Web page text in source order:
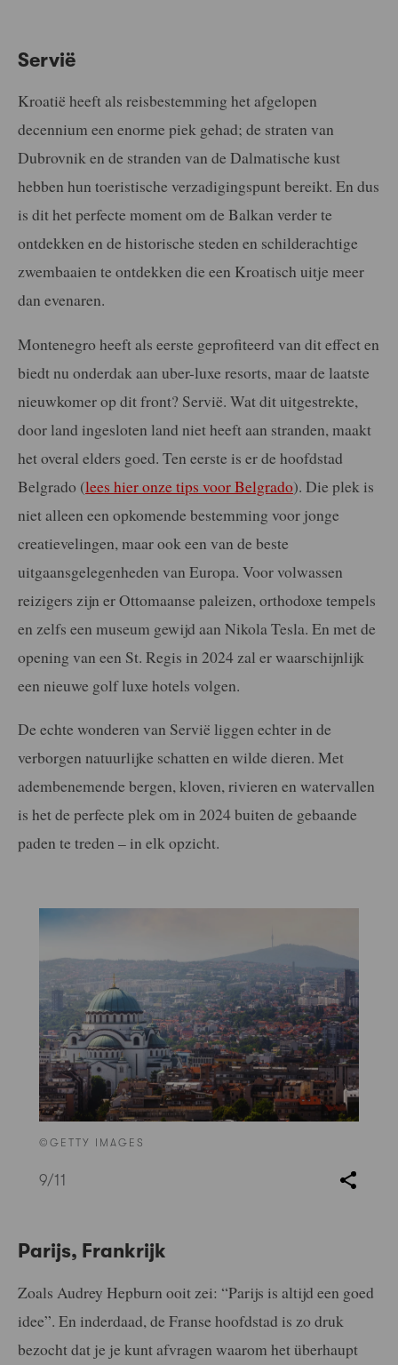
Servië
Kroatië heeft als reisbestemming het afgelopen
decennium een enorme piek gehad; de straten van
Dubrovnik en de stranden van de Dalmatische kust
hebben hun toeristische verzadigingspunt bereikt. En dus
is dit het perfecte moment om de Balkan verder te
ontdekken en de historische steden en schilderachtige
zwembaaien te ontdekken die een Kroatisch uitje meer
dan evenaren.
Montenegro heeft als eerste geprofiteerd van dit effect en
biedt nu onderdak aan uber-luxe resorts, maar de laatste
nieuwkomer op dit front? Servië. Wat dit uitgestrekte,
door land ingesloten land niet heeft aan stranden, maakt
het overal elders goed. Ten eerste is er de hoofdstad
Belgrado (lees hier onze tips voor Belgrado). Die plek is
niet alleen een opkomende bestemming voor jonge
creatievelingen, maar ook een van de beste
uitgaansgelegenheden van Europa. Voor volwassen
reizigers zijn er Ottomaanse paleizen, orthodoxe tempels
en zelfs een museum gewijd aan Nikola Tesla. En met de
opening van een St. Regis in 2024 zal er waarschijnlijk
een nieuwe golf luxe hotels volgen.
De echte wonderen van Servië liggen echter in de
verborgen natuurlijke schatten en wilde dieren. Met
adembenemende bergen, kloven, rivieren en watervallen
is het de perfecte plek om in 2024 buiten de gebaande
paden te treden – in elk opzicht.
©GETTY IMAGES
9/11
Parijs, Frankrijk
Zoals Audrey Hepburn ooit zei: “Parijs is altijd een goed
idee”. En inderdaad, de Franse hoofdstad is zo druk
bezocht dat je je kunt afvragen waarom het überhaupt